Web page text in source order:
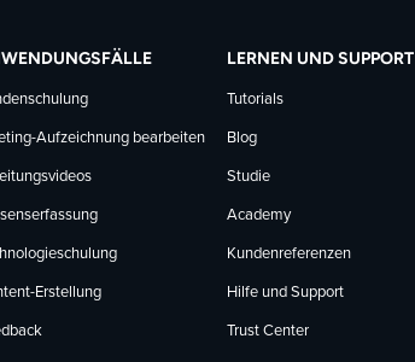
Aufzeichnung bearbeiten
Erstellung
LERNEN UND SUPPORT
Tutorials
Blog
Studie
Academy
Kundenreferenzen
Hilfe und Support
Trust Center